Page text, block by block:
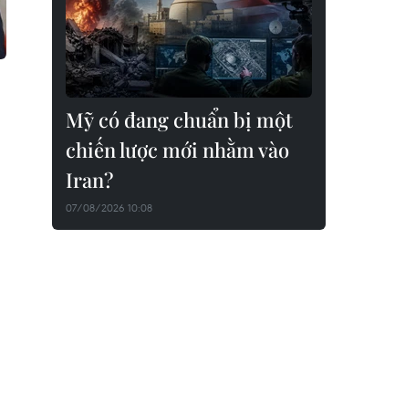
Mỹ có đang chuẩn bị một
chiến lược mới nhằm vào
Iran?
07/08/2026 10:08